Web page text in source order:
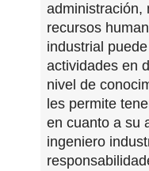
administración,
recursos
industrial
actividades en
nivel de
les permite
en cuanto a su
ingeniero